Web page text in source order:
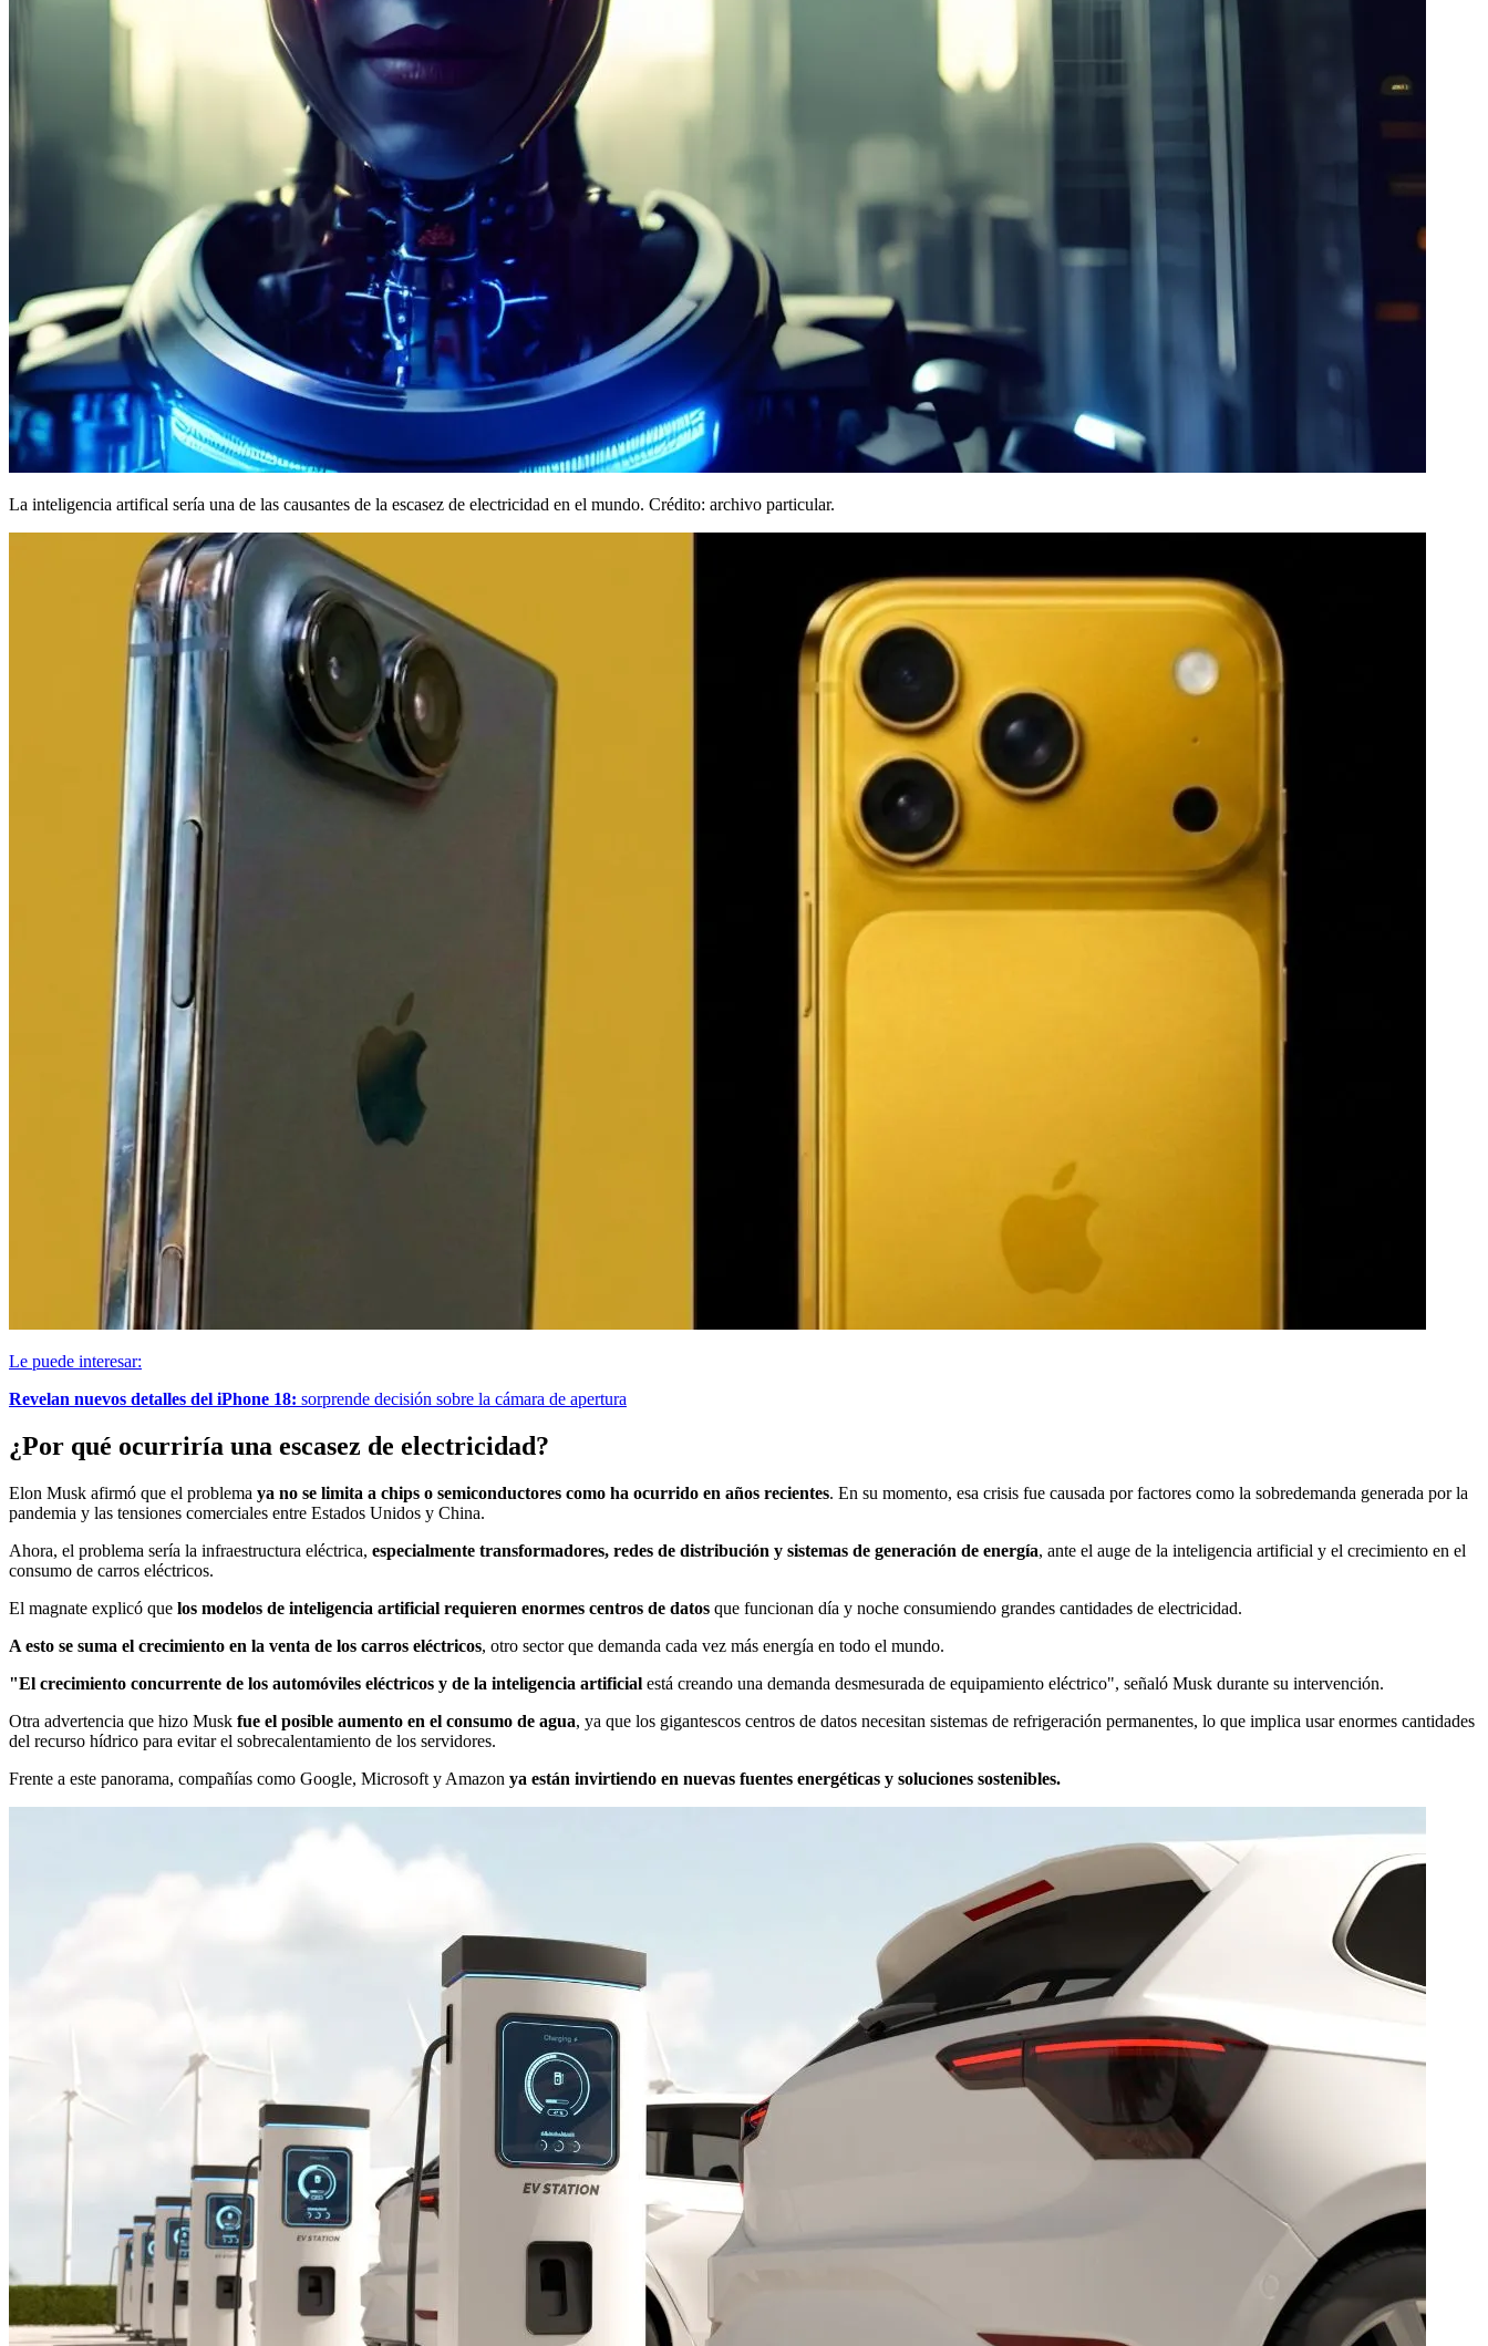
La inteligencia artifical sería una de las causantes de la escasez de electricidad en el mundo. Crédito: archivo particular.
Le puede interesar:
Revelan nuevos detalles del iPhone 18: sorprende decisión sobre la cámara de apertura
¿Por qué ocurriría una escasez de electricidad?
Elon Musk afirmó que el problema ya no se limita a chips o semiconductores como ha ocurrido en años recientes. En su momento, esa crisis fue causada por factores como la sobredemanda generada por la
pandemia y las tensiones comerciales entre Estados Unidos y China.
Ahora, el problema sería la infraestructura eléctrica, especialmente transformadores, redes de distribución y sistemas de generación de energía, ante el auge de la inteligencia artificial y el crecimiento en el
consumo de carros eléctricos.
El magnate explicó que los modelos de inteligencia artificial requieren enormes centros de datos que funcionan día y noche consumiendo grandes cantidades de electricidad.
A esto se suma el crecimiento en la venta de los carros eléctricos, otro sector que demanda cada vez más energía en todo el mundo.
"El crecimiento concurrente de los automóviles eléctricos y de la inteligencia artificial está creando una demanda desmesurada de equipamiento eléctrico", señaló Musk durante su intervención.
Otra advertencia que hizo Musk fue el posible aumento en el consumo de agua, ya que los gigantescos centros de datos necesitan sistemas de refrigeración permanentes, lo que implica usar enormes cantidades
del recurso hídrico para evitar el sobrecalentamiento de los servidores.
Frente a este panorama, compañías como Google, Microsoft y Amazon ya están invirtiendo en nuevas fuentes energéticas y soluciones sostenibles.